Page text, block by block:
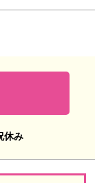
休み